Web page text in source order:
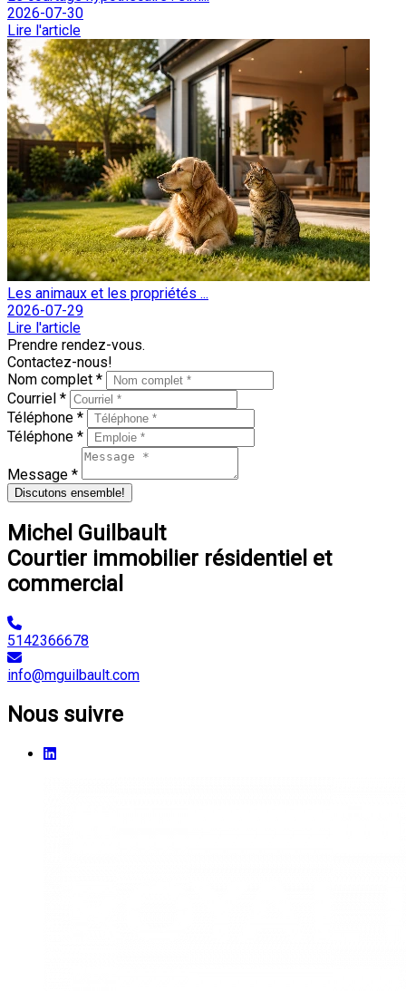
2026-07-30
Lire l'article
Les animaux et les propriétés ...
2026-07-29
Lire l'article
Prendre rendez-vous.
Contactez-nous!
Nom complet *
Courriel *
Téléphone *
Téléphone *
Message *
Discutons ensemble!
Michel Guilbault
Courtier immobilier résidentiel et
commercial
5142366678
info@mguilbault.com
Nous suivre